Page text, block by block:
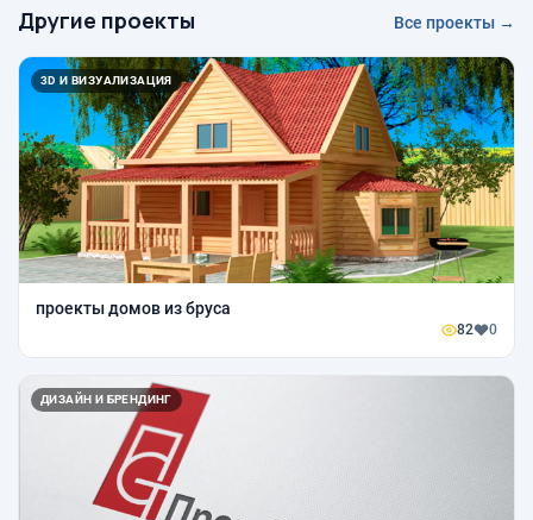
Другие проекты Все проекты →
3D И ВИЗУАЛИЗАЦИЯ
проекты домов из бруса
82 0
ДИЗАЙН И БРЕНДИНГ